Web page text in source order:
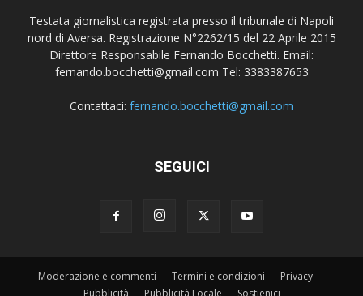
Testata giornalistica registrata presso il tribunale di Napoli
nord di Aversa. Registrazione N°2262/15 del 22 Aprile 2015
Direttore Responsabile Fernando Bocchetti. Email:
fernando.bocchetti@gmail.com Tel: 3383387653
Contattaci: fernando.bocchetti@gmail.com
SEGUICI
Moderazione e commenti Termini e condizioni
Privacy
Pubblicità
Pubblicità Locale Sostienici